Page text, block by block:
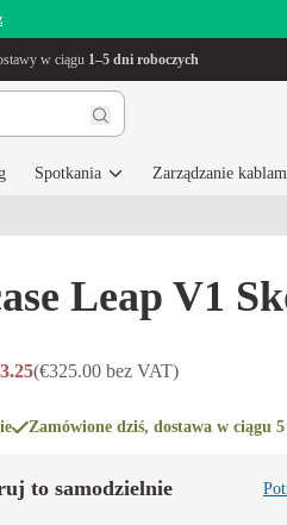
w ciągu 1–5 dni roboczych
Spotkania Zarządzanie
Leap V1
(€325.00 bez VAT)
Zamówione dziś, dostawa w ciągu
to samodzielnie